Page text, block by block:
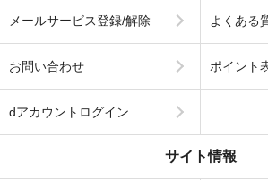
メールサービス登録/解除 よくある
お問い合わせ ポイント
dアカウントログイン
サイト情報